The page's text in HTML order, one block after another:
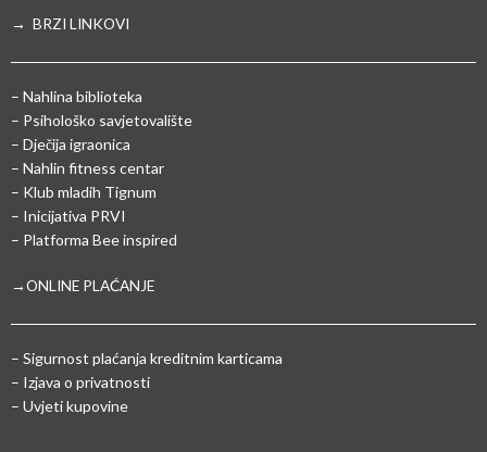
→ BRZI LINKOVI
– Nahlina biblioteka
– Psihološko savjetovalište
– Dječija igraonica
– Nahlin fitness centar
– Klub mladih Tignum
– Inicijativa PRVI
– Platforma Bee inspired
→ONLINE PLAĆANJE
– Sigurnost plaćanja kreditnim karticama
– Izjava o privatnosti
– Uvjeti kupovine